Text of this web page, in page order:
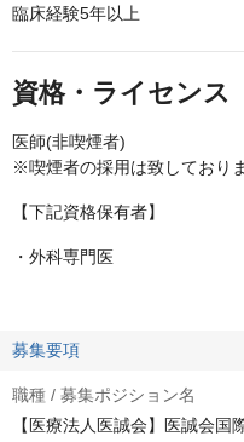
臨床経験5年以上
資格・ライセンス
医師(非喫煙者)
※喫煙者の採用は致しており
【下記資格保有者】
・外科専門医
募集要項
職種 / 募集ポジション名
【医療法人医誠会】医誠会